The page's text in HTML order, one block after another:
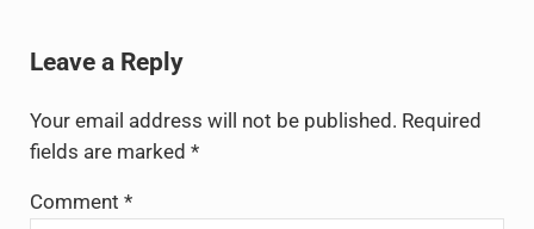
Leave a Reply
Your email address will not be published. Required
fields are marked *
Comment *